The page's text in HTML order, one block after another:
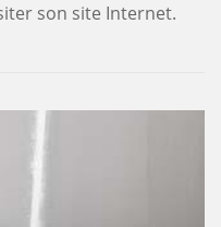
son site Internet.